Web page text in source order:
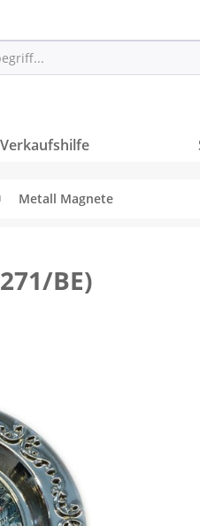
Verkaufshilfe
Metall Magnete
BE)